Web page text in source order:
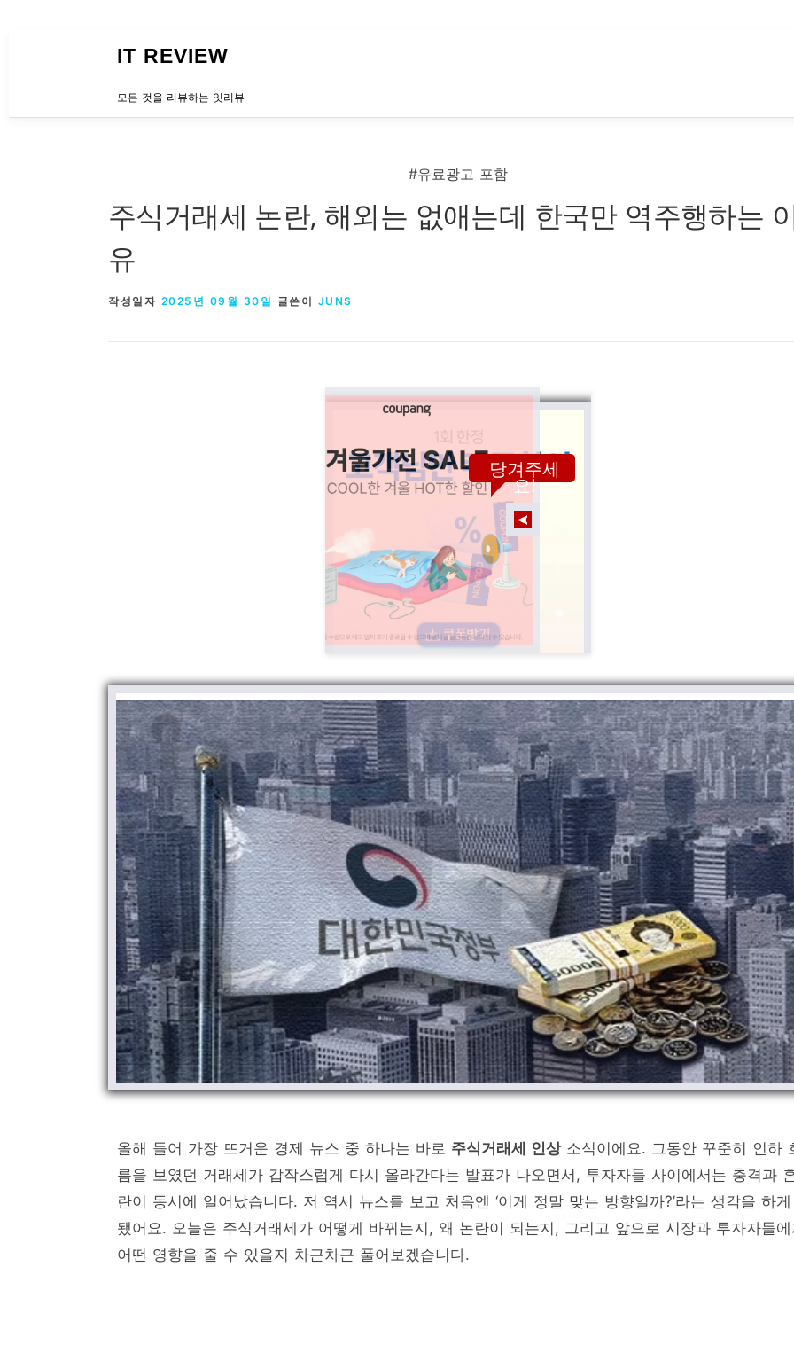
IT REVIEW
모든 것을 리뷰하는 잇리뷰
#유료광고 포함
주식거래세 논란, 해외는 없애는데 한국만 역주행하는
유
작성일자 2025년 09월 30일 글쓴이 JUNS
당겨주세
요!
올해 들어 가장 뜨거운 경제 뉴스 중 하나는 바로 주식거래세 인상소식이에요. 그동안 꾸준히 인하
름을 보였던 거래세가 갑작스럽게 다시 올라간다는 발표가 나오면서, 투자자들 사이에서는 충격과
란이 동시에 일어났습니다. 저 역시 뉴스를 보고 처음엔 ‘이게 정말 맞는 방향일까?’라는 생각을 하게
됐어요. 오늘은 주식거래세가 어떻게 바뀌는지, 왜 논란이 되는지, 그리고 앞으로 시장과 투자자들
어떤 영향을 줄 수 있을지 차근차근 풀어보겠습니다.